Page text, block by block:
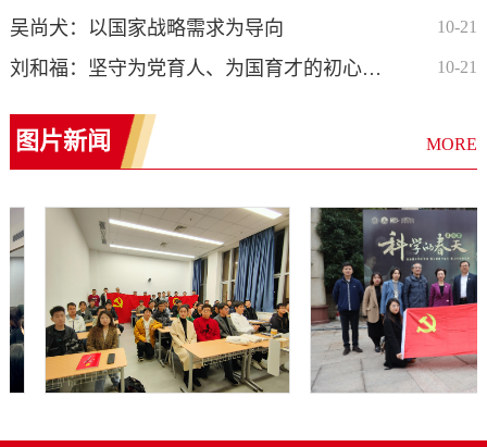
吴尚犬：以国家战略需求为导向 10-21
刘和福：坚守为党育人、为国育才的初心使命 10-21
图片新闻 MORE